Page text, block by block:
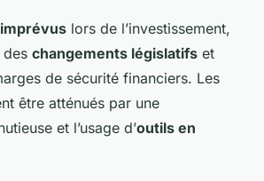
imprévus lors de l’investissement,
changements législatifs et
de sécurité financiers. Les
être atténués par une
et l’usage d’outils en